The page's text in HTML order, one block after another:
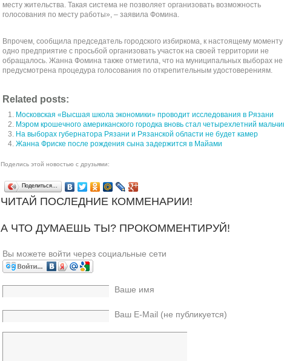
месту жительства. Такая система не позволяет организовать возможность
голосования по месту работы», – заявила Фомина.
Впрочем, сообщила председатель городского избиркома, к настоящему моменту
одно предприятие с просьбой организовать участок на своей территории не
обращалось. Жанна Фомина также отметила, что на муниципальных выборах не
предусмотрена процедура голосования по открепительным удостоверениям.
Related posts:
Московская «Высшая школа экономики» проводит исследования в Рязани
Мэром крошечного американского городка вновь стал четырехлетний
На выборах губернатора Рязани и Рязанской области не будет камер
Жанна Фриске после рождения сына задержится в Майами
Поделись этой новостью с друзьями:
Поделиться…
ЧИТАЙ ПОСЛЕДНИЕ КОММЕНАРИИ!
А ЧТО ДУМАЕШЬ ТЫ? ПРОКОММЕНТИРУЙ!
Вы можете войти через социальные сети
Ваше имя
Ваш E-Mail (не публикуется)